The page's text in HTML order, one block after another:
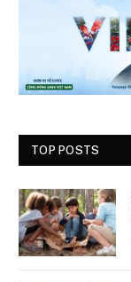
TOP POSTS